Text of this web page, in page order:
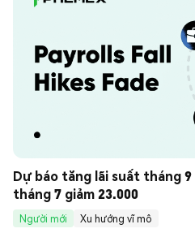
Dự báo tăng lãi suất tháng
tháng 7 giảm 23.000
Người mới
Xu hướng vĩ mô